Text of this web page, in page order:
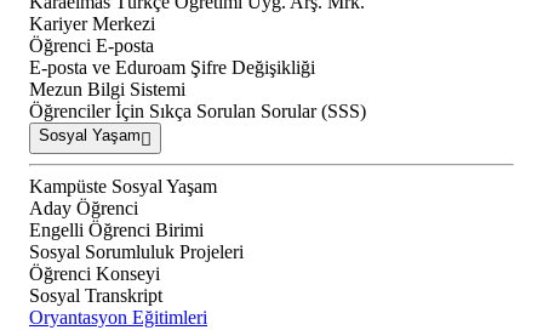
Kariyer Merkezi
Öğrenci E-posta
E-posta ve Eduroam Şifre Değişikliği
Mezun Bilgi Sistemi
Öğrenciler İçin Sıkça Sorulan Sorular (SSS)
Sosyal Yaşam
Kampüste Sosyal Yaşam
Aday Öğrenci
Engelli Öğrenci Birimi
Sosyal Sorumluluk Projeleri
Öğrenci Konseyi
Sosyal Transkript
Oryantasyon Eğitimleri